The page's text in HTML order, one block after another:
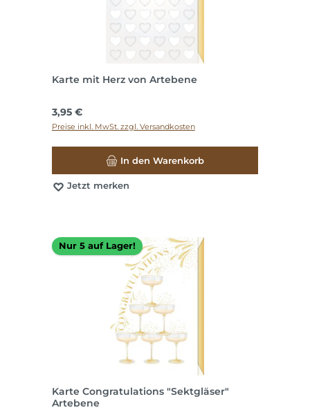
Karte mit Herz von Artebene
Regulärer Preis:
3,95 €
Preise inkl. MwSt. zzgl. Versandkosten
In den Warenkorb
Jetzt merken
Nur 5 auf Lager!
Karte Congratulations "Sektgläser"
Artebene